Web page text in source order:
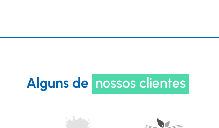
Alguns de nossos clientes